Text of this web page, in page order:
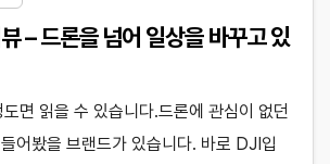
– 드론을 넘어 일상을 바꾸고 있
면 읽을 수 있습니다.드론에 관심이 없던
어봤을 브랜드가 있습니다. 바로 DJI입